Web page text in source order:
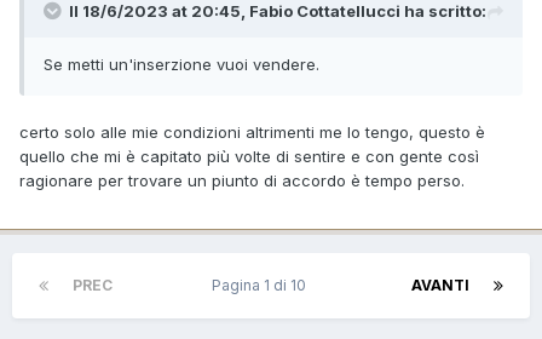
Il 18/6/2023 at 20:45, Fabio Cottatellucci ha scritto:
Se metti un'inserzione vuoi vendere.
certo solo alle mie condizioni altrimenti me lo tengo, questo è
quello che mi è capitato più volte di sentire e con gente così
ragionare per trovare un piunto di accordo è tempo perso.
PREC AVANTI
Pagina 1 di 10